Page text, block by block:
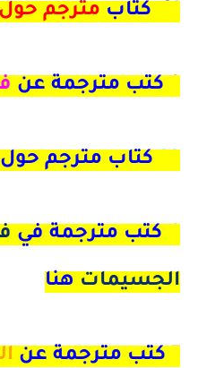
مترجم حول
كتب مترجمة عن
كتاب مترجم حول
الجسيمات هنا
كتب مترجمة عن